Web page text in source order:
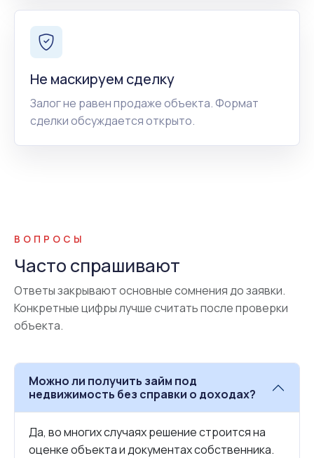
Не маскируем сделку
Залог не равен продаже объекта. Формат
сделки обсуждается открыто.
ВОПРОСЫ
Часто спрашивают
Ответы закрывают основные сомнения до заявки.
Конкретные цифры лучше считать после проверки
объекта.
Можно ли получить займ под
недвижимость без справки о доходах?
Да, во многих случаях решение строится на
оценке объекта и документах собственника.